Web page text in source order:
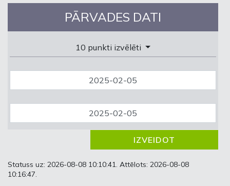
PĀRVADES DATI
10 punkti izvēlēti
Statuss uz: 2026-08-08 10:10:41. Attēlots: 2026-08-08
10:16:47.